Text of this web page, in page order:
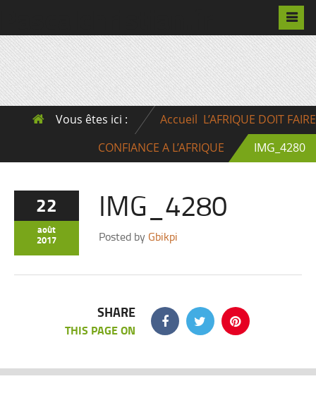
Vous êtes ici : Accueil L’AFRIQUE DOIT FAIRE
CONFIANCE A L’AFRIQUE
IMG_4280
22
août
2017
IMG_4280
Posted by Gbikpi
SHARE
THIS PAGE ON